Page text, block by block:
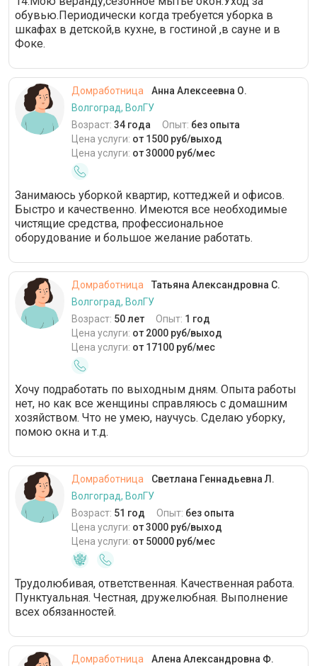
обувью.Периодически когда требуется уборка в
шкафах в детской,в кухне, в гостиной ,в сауне и в
Фоке.
Домработница
Анна Алексеевна О.
Волгоград, ВолГУ
Возраст: 34 года Опыт: без опыта
Цена услуги: от 1500 руб/выход
Цена услуги: от 30000 руб/мес
Занимаюсь уборкой квартир, коттеджей и офисов.
Быстро и качественно. Имеются все необходимые
чистящие средства, профессиональное
оборудование и большое желание работать.
Домработница
Татьяна Александровна С.
Волгоград, ВолГУ
Возраст: 50 лет Опыт: 1 год
Цена услуги: от 2000 руб/выход
Цена услуги: от 17100 руб/мес
Хочу подработать по выходным дням. Опыта работы
нет, но как все женщины справляюсь с домашним
хозяйством. Что не умею, научусь. Сделаю уборку,
помою окна и т.д.
Домработница
Светлана Геннадьевна Л.
Волгоград, ВолГУ
Возраст: 51 год Опыт: без опыта
Цена услуги: от 3000 руб/выход
Цена услуги: от 50000 руб/мес
Трудолюбивая, ответственная. Качественная работа.
Пунктуальная. Честная, дружелюбная. Выполнение
всех обязанностей.
Домработница
Алена Александровна Ф.